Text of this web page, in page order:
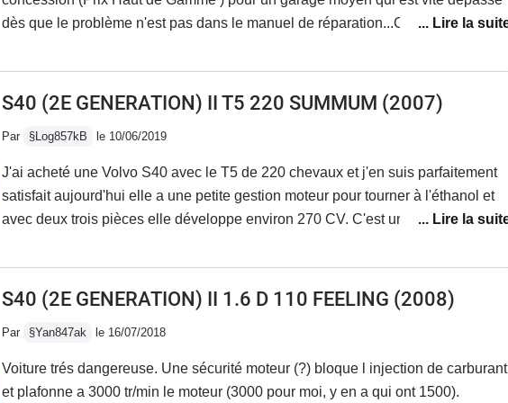
dès que le problème n'est pas dans le manuel de réparation...Cliquetis
mn...Usure des pneumatiques en facette...Bruit avant droit côté roue non
permanent... Bon on se lasse de l'incompétence..Pour une marque qui se
prétend Haut de Gamme...Cela doit être la gamme qui débute tout en
Bas..Moteur vaillant sans être vif ( 116 ch PSA )Confortable et agréable à
conduireDécidé á éventuellement la remplacer par une occasion chez la même
concession d'achat je suis parti en courant....Reprise de la voiture en dessous
de son argus..La voiture entretenue chez eux est en parfait état !
S40 (2E GENERATION) II T5 220 SUMMUM (2007)
Par §Log857kB le 10/06/2019
J'ai acheté une Volvo S40 avec le T5 de 220 chevaux et j'en suis parfaitement
satisfait aujourd'hui elle a une petite gestion moteur pour tourner à l'éthanol et
avec deux trois pièces elle développe environ 270 CV. C'est une voiture
summun (full cuir).
S40 (2E GENERATION) II 1.6 D 110 FEELING (2008)
Par §Yan847ak le 16/07/2018
Voiture trés dangereuse. Une sécurité moteur (?) bloque l injection de carburant
et plafonne a 3000 tr/min le moteur (3000 pour moi, y en a qui ont 1500).